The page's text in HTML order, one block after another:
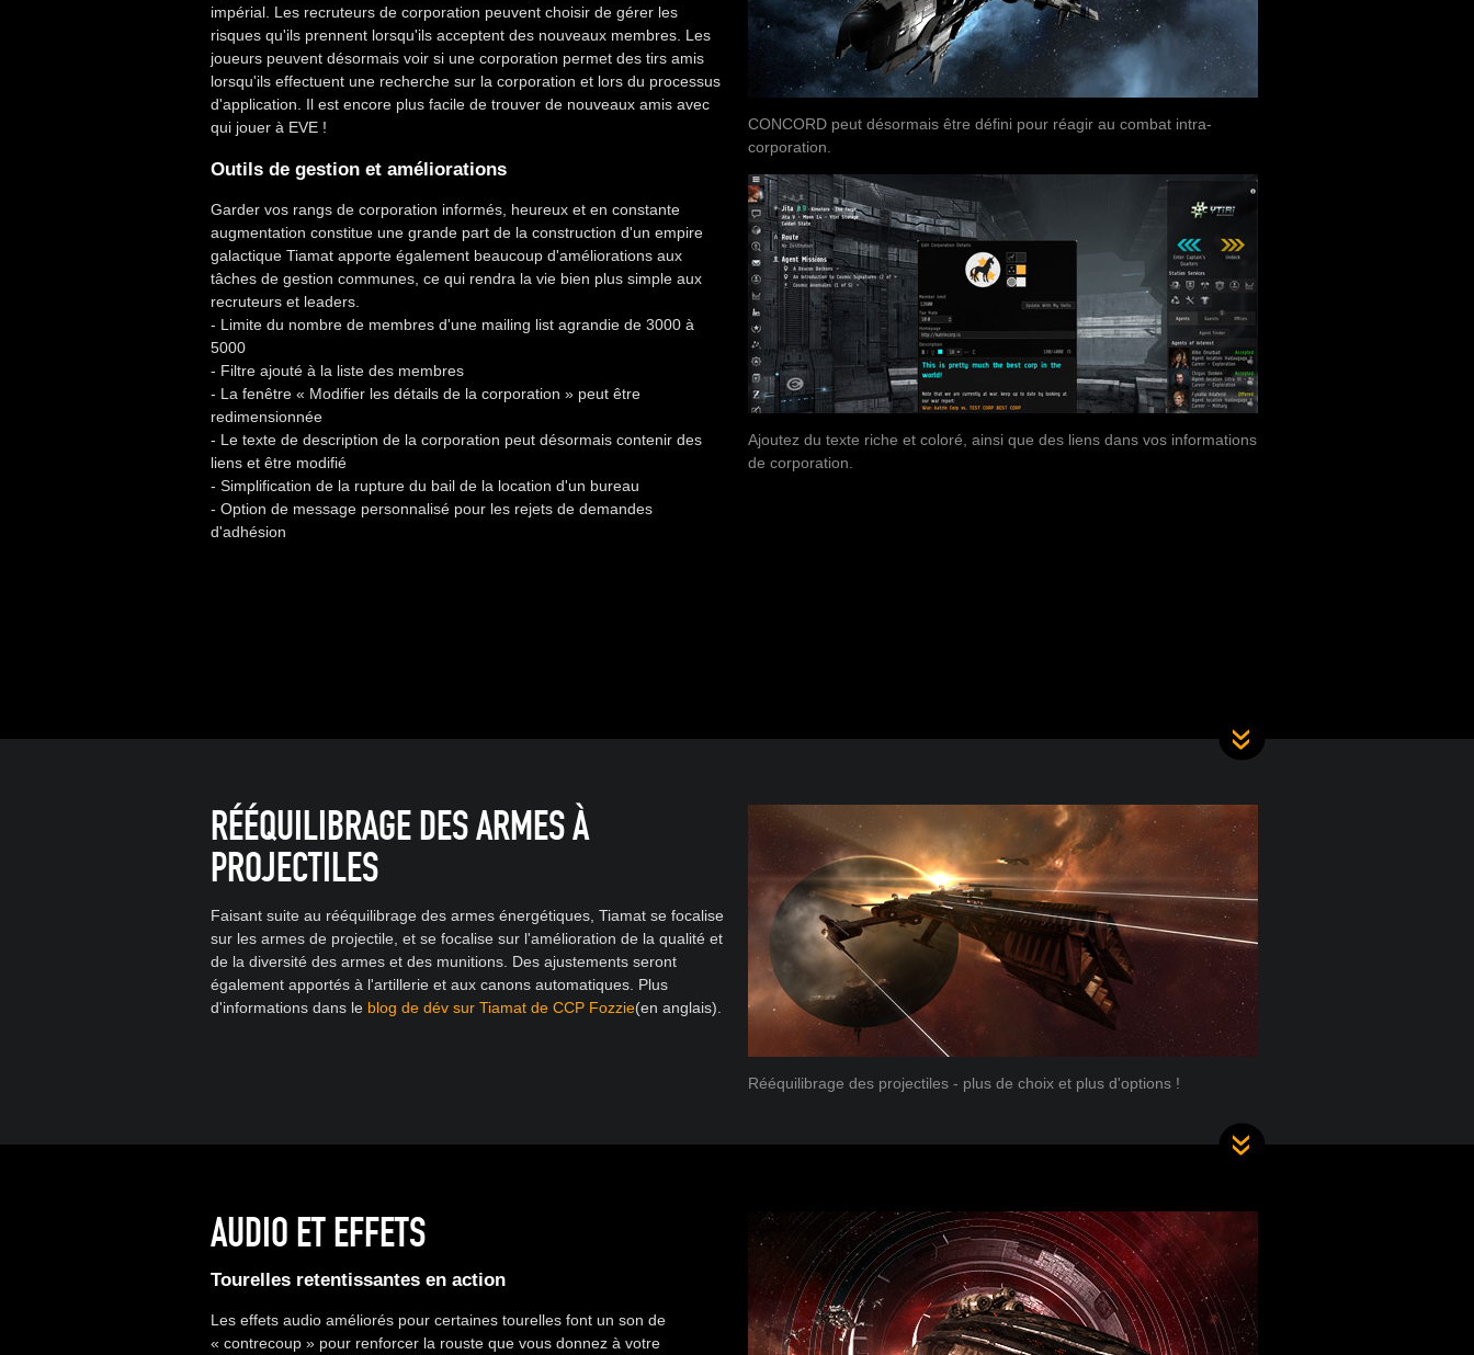
impérial. Les recruteurs de corporation peuvent choisir de gérer les
risques qu'ils prennent lorsqu'ils acceptent des nouveaux membres. Les
joueurs peuvent désormais voir si une corporation permet des tirs amis
lorsqu'ils effectuent une recherche sur la corporation et lors du processus
d'application. Il est encore plus facile de trouver de nouveaux amis avec
qui jouer à EVE !
Outils de gestion et améliorations
Garder vos rangs de corporation informés, heureux et en constante
augmentation constitue une grande part de la construction d'un empire
galactique Tiamat apporte également beaucoup d'améliorations aux
tâches de gestion communes, ce qui rendra la vie bien plus simple aux
recruteurs et leaders.
- Limite du nombre de membres d'une mailing list agrandie de 3000 à
5000
- Filtre ajouté à la liste des membres
- La fenêtre « Modifier les détails de la corporation » peut être
redimensionnée
- Le texte de description de la corporation peut désormais contenir des
liens et être modifié
- Simplification de la rupture du bail de la location d'un bureau
- Option de message personnalisé pour les rejets de demandes
d'adhésion
CONCORD peut désormais être défini pour réagir au combat intra-
corporation.
Ajoutez du texte riche et coloré, ainsi que des liens dans vos informations
de corporation.
RÉÉQUILIBRAGE DES ARMES À
PROJECTILES
Faisant suite au rééquilibrage des armes énergétiques, Tiamat se focalise
sur les armes de projectile, et se focalise sur l'amélioration de la qualité et
de la diversité des armes et des munitions. Des ajustements seront
également apportés à l'artillerie et aux canons automatiques. Plus
d'informations dans le blog de dév sur Tiamat de CCP Fozzie(en anglais).
Rééquilibrage des projectiles - plus de choix et plus d'options !
AUDIO ET EFFETS
Tourelles retentissantes en action
Les effets audio améliorés pour certaines tourelles font un son de
« contrecoup » pour renforcer la rouste que vous donnez à votre